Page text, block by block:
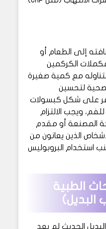
إلى الطعام أو
مكملات الكركمين
مع كمية صغيرة
لتحسين
على شكل كبسولات
ويجب الالتزام
المصنعة أو مقدم
الذين يعانون من
استخدام البروبوليس
الطبية
البديل)
الحديث لم يعد